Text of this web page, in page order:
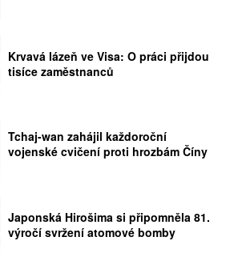
Krvavá lázeň ve Visa: O práci přijdou
tisíce zaměstnanců
Tchaj-wan zahájil každoroční
vojenské cvičení proti hrozbám Číny
Japonská Hirošima si připomněla 81.
výročí svržení atomové bomby